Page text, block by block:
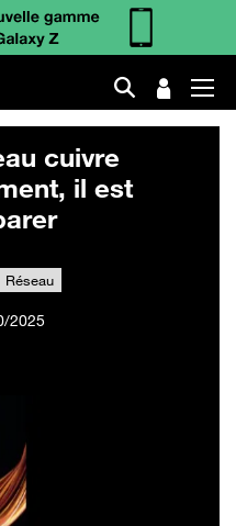
cuivre
il est
Réseau
2025